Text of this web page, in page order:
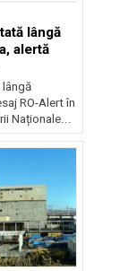
lângă
alertă
RO-Alert în
Naționale...